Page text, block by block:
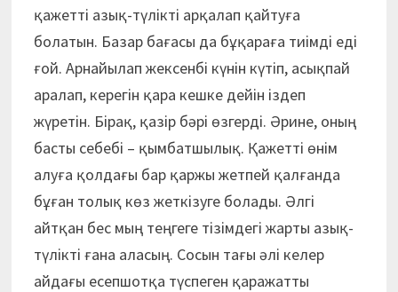
қажетті азық-түлікті арқалап қайтуға
болатын. Базар бағасы да бұқараға тиімді еді
ғой. Арнайылап жексенбі күнін күтіп, асықпай
аралап, керегін қара кешке дейін іздеп
жүретін. Бірақ, қазір бәрі өзгерді. Әрине, оның
басты себебі – қымбатшылық. Қажетті өнім
алуға қолдағы бар қаржы жетпей қалғанда
бұған толық көз жеткізуге болады. Әлгі
айтқан бес мың теңгеге тізімдегі жарты азық-
түлікті ғана аласың. Сосын тағы әлі келер
айдағы есепшотқа түспеген қаражатты